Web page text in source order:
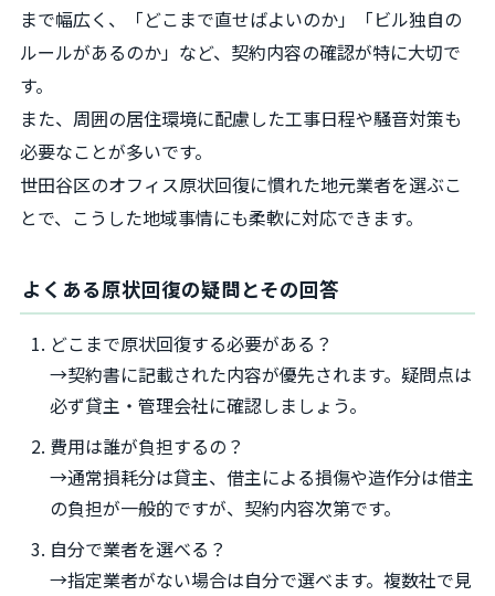
まで幅広く、「どこまで直せばよいのか」「ビル独自の
ルールがあるのか」など、契約内容の確認が特に大切で
す。
また、周囲の居住環境に配慮した工事日程や騒音対策も
必要なことが多いです。
世田谷区のオフィス原状回復に慣れた地元業者を選ぶこ
とで、こうした地域事情にも柔軟に対応できます。
よくある原状回復の疑問とその回答
どこまで原状回復する必要がある？
→契約書に記載された内容が優先されます。疑問点は
必ず貸主・管理会社に確認しましょう。
費用は誰が負担するの？
→通常損耗分は貸主、借主による損傷や造作分は借主
の負担が一般的ですが、契約内容次第です。
自分で業者を選べる？
→指定業者がない場合は自分で選べます。複数社で見